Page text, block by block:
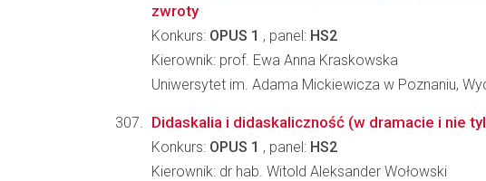
zwroty
Konkurs: OPUS 1 , panel: HS2
Kierownik: prof. Ewa Anna Kraskowska
Uniwersytet im. Adama Mickiewicza w Poznaniu,
Didaskalia i didaskaliczność (w dramacie i nie
Konkurs: OPUS 1 , panel: HS2
Kierownik: dr hab. Witold Aleksander Wołowski